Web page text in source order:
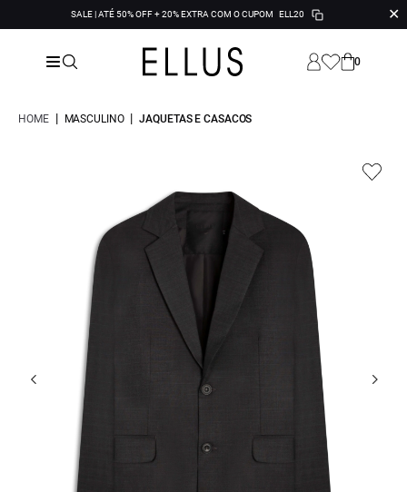
SALE | ATÉ 50% OFF + 20% EXTRA COM O CUPOM ELL20 ✕
0
HOME | MASCULINO | JAQUETAS E CASACOS